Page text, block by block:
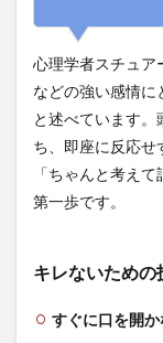
要性
1.1
キレ
ない
ため
の技
術
2
頼を
7つ
の黄
心理学者スチュア
などの強い感情に
と述べています
ち、即座に反応せ
「ちゃんと考え
第一歩です。
キレないための
すぐに口を開